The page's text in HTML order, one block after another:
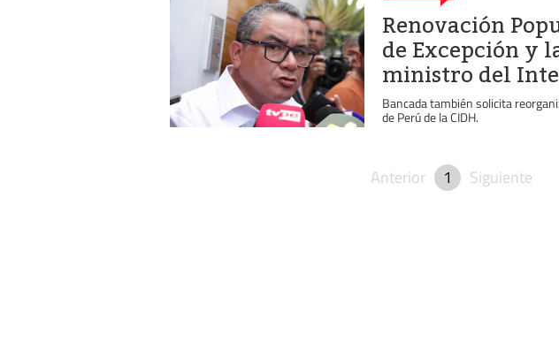
Renovación
de Excepción y
ministro del
Bancada también solicita
de Perú de la CIDH.
Anterior 1 Siguiente